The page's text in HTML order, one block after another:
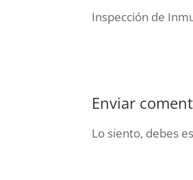
Inspección de
Enviar
Lo siento, debes